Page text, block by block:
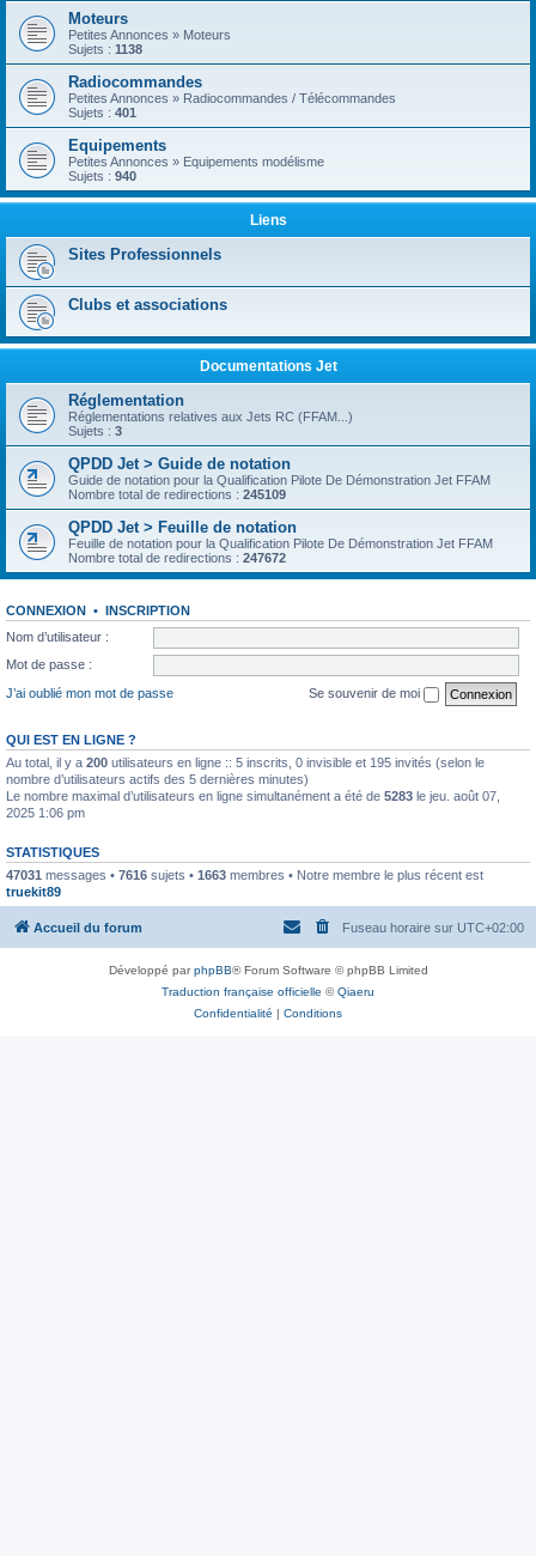
Moteurs
Petites Annonces » Moteurs
Sujets : 1138
Radiocommandes
Petites Annonces » Radiocommandes / Télécommandes
Sujets : 401
Equipements
Petites Annonces » Equipements modélisme
Sujets : 940
Liens
Sites Professionnels
Clubs et associations
Documentations Jet
Réglementation
Réglementations relatives aux Jets RC (FFAM...)
Sujets : 3
QPDD Jet > Guide de notation
Guide de notation pour la Qualification Pilote De Démonstration Jet FFAM
Nombre total de redirections : 245109
QPDD Jet > Feuille de notation
Feuille de notation pour la Qualification Pilote De Démonstration Jet FFAM
Nombre total de redirections : 247672
CONNEXION • INSCRIPTION
Nom d’utilisateur :
Mot de passe :
J’ai oublié mon mot de passe
Se souvenir de moi
QUI EST EN LIGNE ?
Au total, il y a 200 utilisateurs en ligne :: 5 inscrits, 0 invisible et 195 invités (selon le
nombre d’utilisateurs actifs des 5 dernières minutes)
Le nombre maximal d’utilisateurs en ligne simultanément a été de 5283 le jeu. août 07,
2025 1:06 pm
STATISTIQUES
47031 messages • 7616 sujets • 1663 membres • Notre membre le plus récent est
truekit89
Accueil du forum Fuseau horaire sur UTC+02:00
Développé parphpBB® Forum Software © phpBB Limited
Traduction française officielle ©Qiaeru
Confidentialité | Conditions